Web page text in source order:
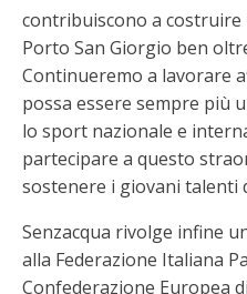
contribuiscono a
Porto San Giorgio ben
Continueremo a lavorare
possa essere sempre più
lo sport nazionale e
partecipare a questo
sostenere i giovani talenti
Senzacqua rivolge infine
alla Federazione Italiana
Confederazione Europea